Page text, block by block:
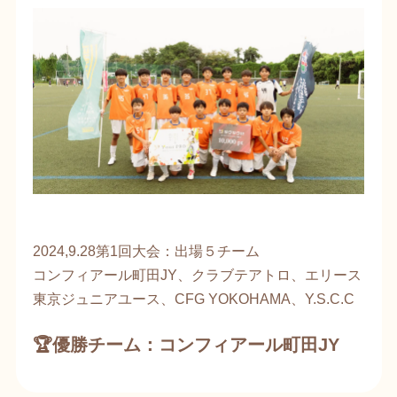
2024,9.28第1回大会：出場５チーム
​コンフィアール町田JY、クラブテアトロ、エリース
東京ジュニアユース、CFG YOKOHAMA、Y.S.C.C
🏆優勝チーム： コンフィアール町田JY​